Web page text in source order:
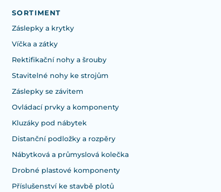
SORTIMENT
Záslepky a krytky
Víčka a zátky
Rektifikační nohy a šrouby
Stavitelné nohy ke strojům
Záslepky se závitem
Ovládací prvky a komponenty
Kluzáky pod nábytek
Distanční podložky a rozpěry
Nábytková a průmyslová kolečka
Drobné plastové komponenty
Příslušenství ke stavbě plotů